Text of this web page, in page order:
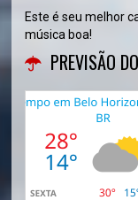
Este é seu melhor
música boa!
PREVISÃO